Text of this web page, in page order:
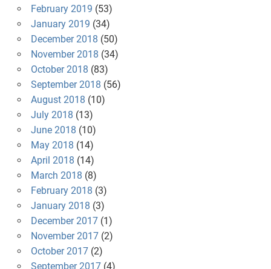
February 2019 (53)
January 2019 (34)
December 2018 (50)
November 2018 (34)
October 2018 (83)
September 2018 (56)
August 2018 (10)
July 2018 (13)
June 2018 (10)
May 2018 (14)
April 2018 (14)
March 2018 (8)
February 2018 (3)
January 2018 (3)
December 2017(1)
November 2017(2)
October 2017(2)
September 2017(4)